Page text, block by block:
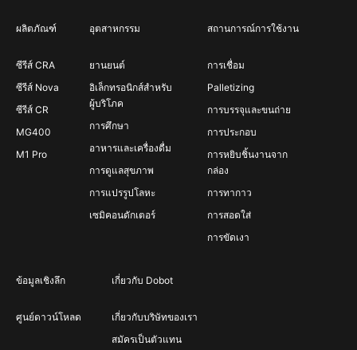
ผลิตภัณฑ์
ซีรีส์ CRA
ซีรีส์ Nova
ซีรีส์ CR
MG400
M1 Pro
อุตสาหกรรม
ยานยนต์
อิเล็กทรอนิกส์สำหรับ
ผู้บริโภค
การศึกษา
อาหารและเครื่องดื่ม
การดูแลสุขภาพ
การแปรรูปโลหะ
เซมิคอนดักเตอร์
สถานการณ์การใช้งาน
การเชื่อม
Palletizing
การบรรจุและขนถ่าย
การประกอบ
การหยิบชิ้นงานจาก
กล่อง
การทากาว
การสอดใส่
การขัดเงา
ข้อมูลเชิงลึก
ศูนย์ดาวน์โหลด
เกี่ยวกับ Dobot
เกี่ยวกับบริษัทของเรา
สมัครเป็นตัวแทน